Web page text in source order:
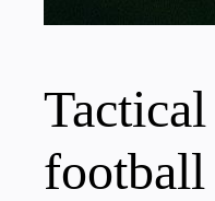
football